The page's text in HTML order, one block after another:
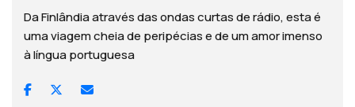
Da Finlândia através das ondas curtas de rádio, esta é
uma viagem cheia de peripécias e de um amor imenso
à língua portuguesa